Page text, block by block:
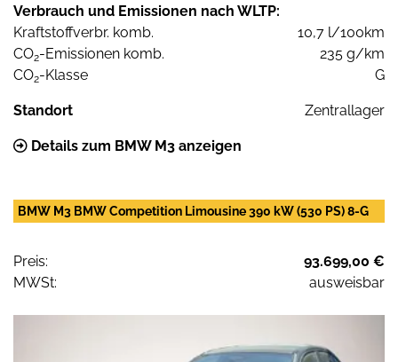
Verbrauch und Emissionen nach WLTP:
Kraftstoffverbr. komb.
10,7 l/100km
CO2-Emissionen komb.
235 g/km
CO2-Klasse G
Standort Zentrallager
Details zum BMW M3 anzeigen
BMW M3 BMW Competition Limousine 390 kW (530 PS) 8-G
Preis:
93.699,00 €
MWSt:
ausweisbar